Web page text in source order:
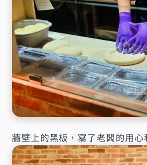
牆壁上的黑板，寫了老闆的用心